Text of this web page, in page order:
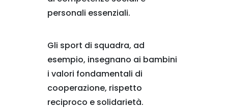
personali essenziali.
Gli sport di squadra, ad
esempio, insegnano ai bambini
i valori fondamentali di
cooperazione, rispetto
reciproco e solidarietà.